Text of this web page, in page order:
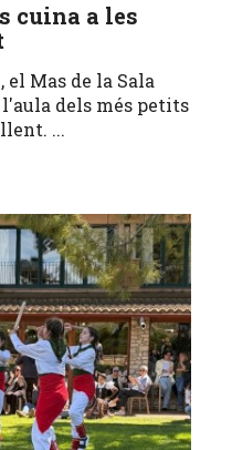
cuina a les
el Mas de la Sala
dels més petits
...